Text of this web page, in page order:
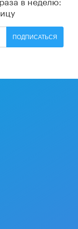
ПОДПИСАТЬСЯ